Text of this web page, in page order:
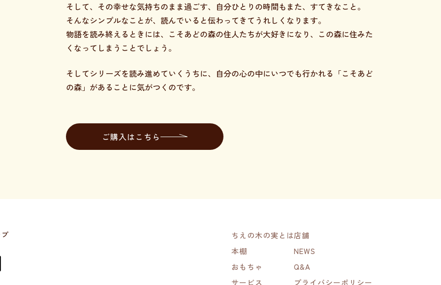
そして、その幸せな気持ちのまま過ごす、自分ひとりの時間もまた、すてきなこと。
そんなシンプルなことが、読んでいると伝わってきてうれしくなります。
物語を読み終えるときには、こそあどの森の住人たちが大好きになり、この森に住みた
くなってしまうことでしょう。
そしてシリーズを読み進めていくうちに、自分の心の中にいつでも行かれる「こそあど
の森」があることに気がつくのです。
ご購入はこちら
ちえの木の実とは
本棚
おもちゃ
サービス
店舗
NEWS
Q&A
プライバシーポリシー